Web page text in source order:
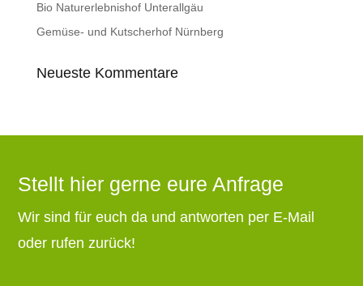
Bio Naturerlebnishof Unterallgäu
Gemüse- und Kutscherhof Nürnberg
Neueste Kommentare
Stellt hier gerne eure Anfrage
Wir sind für euch da und antworten per E-Mail
oder rufen zurück!